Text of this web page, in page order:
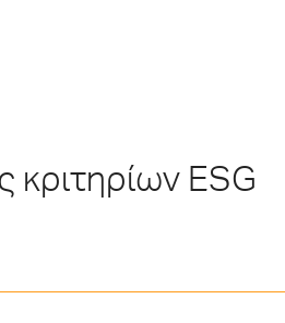
ESG